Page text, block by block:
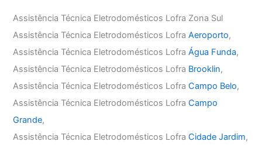
Assistência Técnica Eletrodomésticos Lofra Zona Sul
Assistência Técnica Eletrodomésticos LofraAeroporto,
Assistência Técnica Eletrodomésticos LofraÁgua Funda,
Assistência Técnica Eletrodomésticos Lofra Brooklin,
Assistência Técnica Eletrodomésticos LofraCampo Belo,
Assistência Técnica Eletrodomésticos LofraCampo
Grande,
Assistência Técnica Eletrodomésticos LofraCidade Jardim,